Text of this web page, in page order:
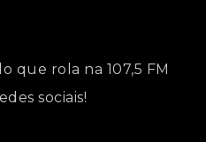
que rola na 107,5 FM
sociais!